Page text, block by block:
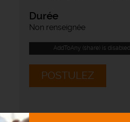
Durée
Non renseignée
AddToAny (share) is disabled.
POSTULEZ